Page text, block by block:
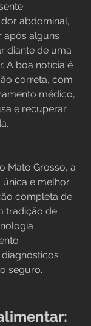
abdominal,
após alguns
diante de uma
A boa notícia é
correta, com
médico,
e recuperar
Mato Grosso, a
única e melhor
completa de
tradição de
seguro.